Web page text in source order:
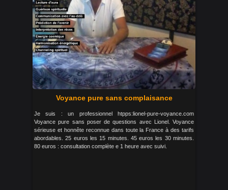
Voyance pure sans complaisance
Je suis : un professionnel htpps:lionel-pure-voyance.com
Voyance pure sans poser de questions avec Lionel. Voyance
sérieuse et honnête reconnue dans toute la France à des tarifs
abordables. 25 euros les 15 minutes. 45 euros les 30 minutes.
80 euros : consultation complète e 1 heure avec suivi.